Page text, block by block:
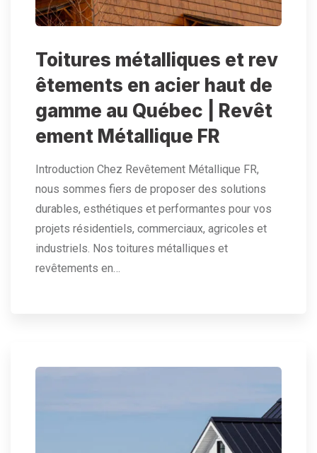
Toitures métalliques et rev
êtements en acier haut de
gamme au Québec | Revêt
ement Métallique FR
Introduction Chez Revêtement Métallique FR,
nous sommes fiers de proposer des solutions
durables, esthétiques et performantes pour vos
projets résidentiels, commerciaux, agricoles et
industriels. Nos toitures métalliques et
revêtements en…